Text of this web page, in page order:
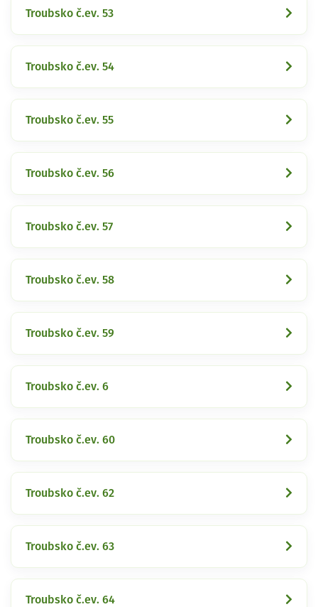
Troubsko č.ev. 53
Troubsko č.ev. 54
Troubsko č.ev. 55
Troubsko č.ev. 56
Troubsko č.ev. 57
Troubsko č.ev. 58
Troubsko č.ev. 59
Troubsko č.ev. 6
Troubsko č.ev. 60
Troubsko č.ev. 62
Troubsko č.ev. 63
Troubsko č.ev. 64